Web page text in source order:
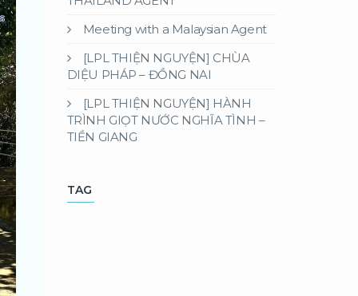
Meeting with a Malaysian Agent
[LPL THIỆN NGUYỆN] CHÙA
DIỆU PHÁP – ĐỒNG NAI
[LPL THIỆN NGUYỆN] HÀNH
TRÌNH GIỌT NƯỚC NGHĨA TÌNH –
TIỀN GIANG
TAG